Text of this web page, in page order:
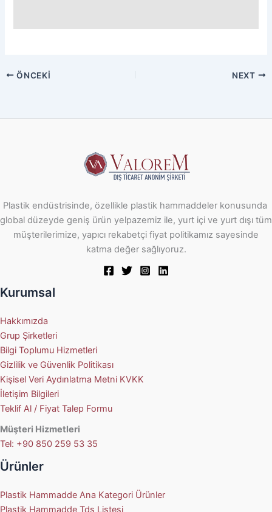
ÖNCEKI NEXT
Plastik endüstrisinde, özellikle plastik hammaddeler konusunda
global düzeyde geniş ürün yelpazemiz ile, yurt içi ve yurt dışı tüm
müşterilerimize, yapıcı rekabetçi fiyat politikamız sayesinde
katma değer sağlıyoruz.
Kurumsal
Hakkımızda
Grup Şirketleri
Bilgi Toplumu Hizmetleri
Gizlilik ve Güvenlik Politikası
Kişisel Veri Aydınlatma Metni KVKK
İletişim Bilgileri
Teklif Al / Fiyat Talep Formu
Müşteri Hizmetleri
Tel: +90 850 259 53 35
Ürünler
Plastik Hammadde Ana Kategori Ürünler
Plastik Hammadde Tds Listesi